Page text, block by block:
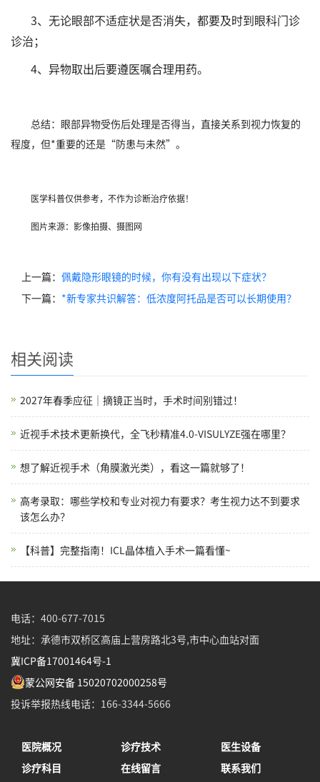
3、无论眼部不适症状是否消失，都要及时到眼科门诊
诊治；
4、异物取出后要遵医嘱合理用药。
总结：眼部异物受伤后处理是否得当，直接关系到视力恢复的
程度，但*重要的还是“防患与未然”。
医学科普仅供参考，不作为诊断治疗依据！
图片来源：影像拍摄、摄图网
上一篇： 佩戴隐形眼镜的时候，你有没有出现以下症状？
下一篇： *新专家共识解答：低浓度阿托品是否可以长期使用？
相关阅读
2027年春季应征｜摘镜正当时，手术时间别错过！
近视手术技术更新换代，全飞秒精准4.0-VISULYZE强在哪里？
想了解近视手术（角膜激光类），看这一篇就够了！
高考录取：哪些学校和专业对视力有要求？考生视力达不到要求
该怎么办？
【科普】完整指南！ICL晶体植入手术一篇看懂~
电话：400-677-7015
地址：承德市双桥区高庙上营房路北3号,市中心血站对面
冀ICP备17001464号-1
蒙公网安备 15020702000258号
投诉举报热线电话：166-3344-5666
医院概况 诊疗技术
医生设备
诊疗科目
在线留言 联系我们